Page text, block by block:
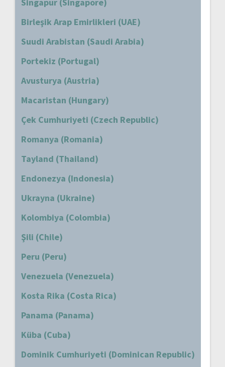
Birleşik Arap Emirlikleri (UAE)
Suudi Arabistan (Saudi Arabia)
Portekiz (Portugal)
Avusturya (Austria)
Macaristan (Hungary)
Çek Cumhuriyeti (Czech Republic)
Romanya (Romania)
Tayland (Thailand)
Endonezya (Indonesia)
Ukrayna (Ukraine)
Kolombiya (Colombia)
Şili (Chile)
Peru (Peru)
Venezuela (Venezuela)
Kosta Rika (Costa Rica)
Panama (Panama)
Küba (Cuba)
Dominik Cumhuriyeti (Dominican Republic)